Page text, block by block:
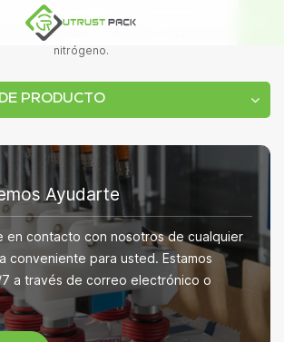
técnicos
nitrógeno.
PRODUCTO
Ayudarte
en contacto con nosotros de cualquier
conveniente para usted. Estamos
a través de correo electrónico o